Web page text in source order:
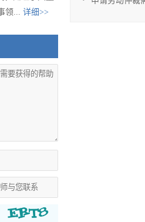
领... 详细>>